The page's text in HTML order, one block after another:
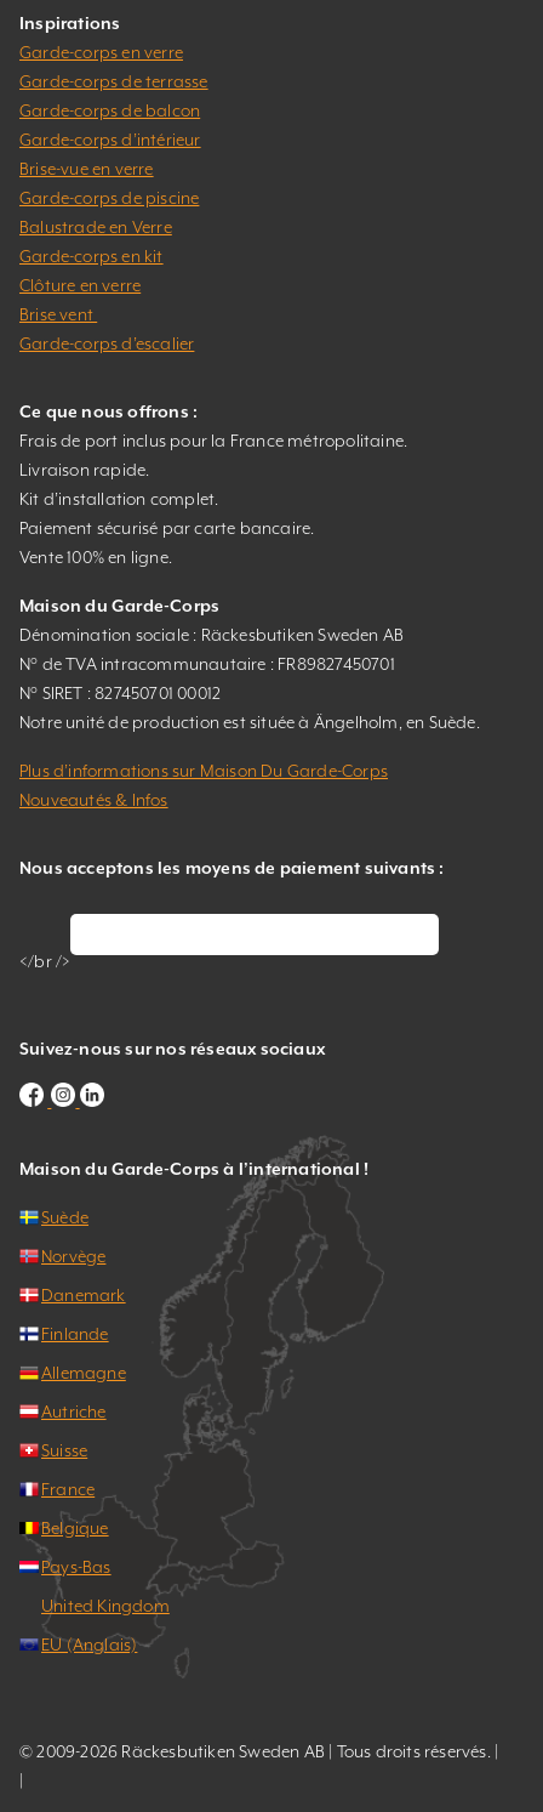
Inspirations
Garde-corps en verre
Garde-corps de terrasse
Garde-corps de balcon
Garde-corps d’intérieur
Brise-vue en verre
Garde-corps de piscine
Balustrade en Verre
Garde-corps en kit
Clôture en verre
Brise vent
Garde-corps d’escalier
Ce que nous offrons :
Frais de port inclus pour la France métropolitaine.
Livraison rapide.
Kit d’installation complet.
Paiement sécurisé par carte bancaire.
Vente 100% en ligne.
Maison du Garde-Corps
Dénomination sociale : Räckesbutiken Sweden AB
N° de TVA intracommunautaire : FR89827450701
N° SIRET : 827450701 00012
Notre unité de production est située à Ängelholm, en Suède.
Plus d’informations sur Maison Du Garde-Corps
Nouveautés & Infos
Nous acceptons les moyens de paiement suivants :
</br />
Suivez-nous sur nos réseaux sociaux
Maison du Garde-Corps à l’international !
Suède
Norvège
Danemark
Finlande
Allemagne
Autriche
Suisse
France
Belgique
Pays-Bas
United Kingdom
EU (Anglais)
© 2009-2026 Räckesbutiken Sweden AB | Tous droits réservés. |